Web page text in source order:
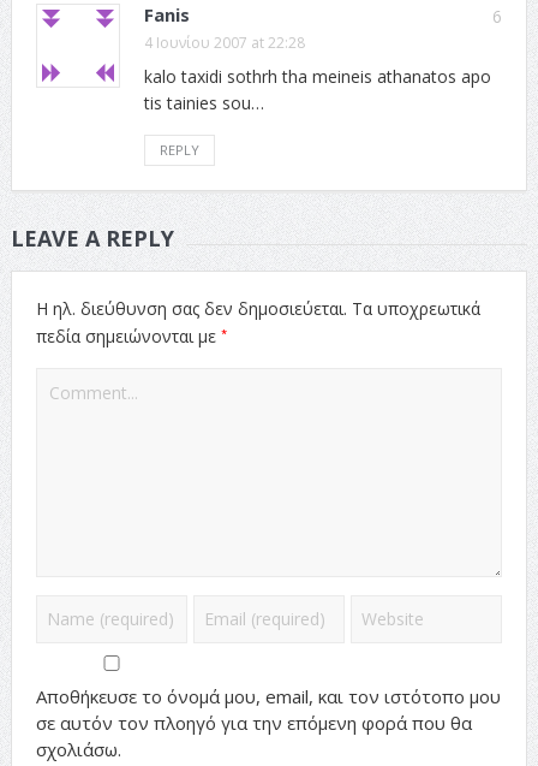
6
Fanis
4 Ιουνίου 2007 at 22:28
kalo taxidi sothrh tha meineis athanatos apo
tis tainies sou…
REPLY
LEAVE A REPLY
Η ηλ. διεύθυνση σας δεν δημοσιεύεται. Τα υποχρεωτικά
πεδία σημειώνονται με *
Αποθήκευσε το όνομά μου, email, και τον ιστότοπο μου
σε αυτόν τον πλοηγό για την επόμενη φορά που θα
σχολιάσω.